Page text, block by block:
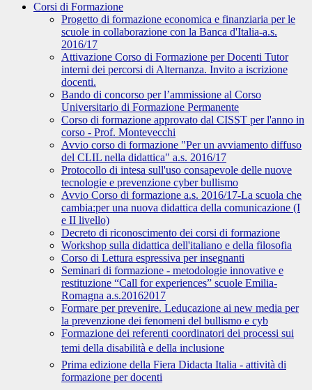
Corsi di Formazione
Progetto di formazione economica e finanziaria per le
scuole in collaborazione con la Banca d'Italia-a.s.
2016/17
Attivazione Corso di Formazione per Docenti Tutor
interni dei percorsi di Alternanza. Invito a iscrizione
docenti.
Bando di concorso per l’ammissione al Corso
Universitario di Formazione Permanente
Corso di formazione approvato dal CISST per l'anno in
corso - Prof. Montevecchi
Avvio corso di formazione "Per un avviamento diffuso
del CLIL nella didattica" a.s. 2016/17
Protocollo di intesa sull'uso consapevole delle nuove
tecnologie e prevenzione cyber bullismo
Avvio Corso di formazione a.s. 2016/17-La scuola che
cambia:per una nuova didattica della comunicazione (I
e II livello)
Decreto di riconoscimento dei corsi di formazione
Workshop sulla didattica dell'italiano e della filosofia
Corso di Lettura espressiva per insegnanti
Seminari di formazione - metodologie innovative e
restituzione “Call for experiences” scuole Emilia-
Romagna a.s.20162017
Formare per prevenire. Leducazione ai new media per
la prevenzione dei fenomeni del bullismo e cyb
Formazione dei referenti coordinatori dei processi sui
temi della disabilità e della inclusione
Prima edizione della Fiera Didacta Italia - attività di
formazione per docenti